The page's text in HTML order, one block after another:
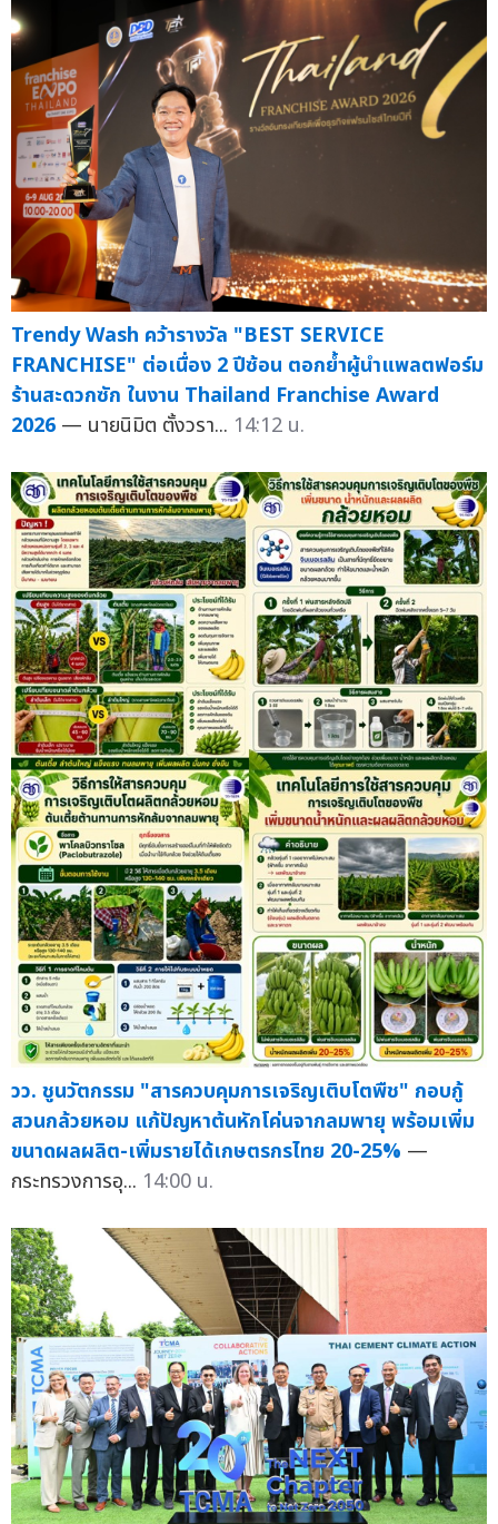
Trendy Wash คว้ารางวัล "BEST SERVICE
FRANCHISE" ต่อเนื่อง 2 ปีซ้อน ตอกย้ำผู้นำแพลตฟอร์ม
ร้านสะดวกซัก ในงาน Thailand Franchise Award
2026 — นายนิมิต ตั้งวรา... 14:12 น.
วว. ชูนวัตกรรม "สารควบคุมการเจริญเติบโตพืช" กอบกู้
สวนกล้วยหอม แก้ปัญหาต้นหักโค่นจากลมพายุ พร้อมเพิ่ม
ขนาดผลผลิต-เพิ่มรายได้เกษตรกรไทย 20-25% —
กระทรวงการอุ... 14:00 น.